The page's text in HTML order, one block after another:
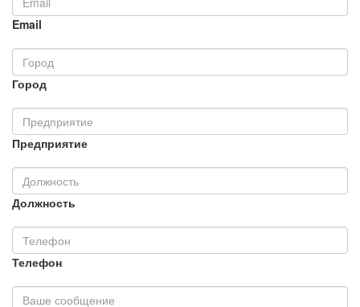
Email
Город
Предприятие
Должность
Телефон